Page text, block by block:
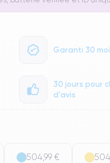
Garanti 30
30 jours pour
d'avis
504,99 €